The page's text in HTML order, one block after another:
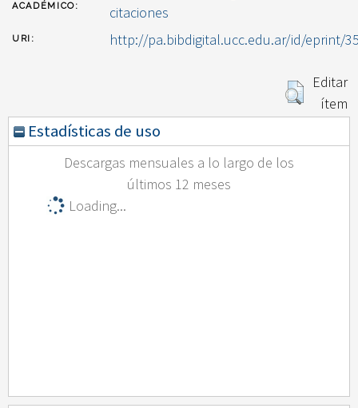
ACADÉMICO:
citaciones
URI: http://pa.bibdigital.ucc.edu.ar/id/eprint/
Editar
ítem
Estadísticas de uso
Descargas mensuales a lo largo de los
últimos 12 meses
Loading...